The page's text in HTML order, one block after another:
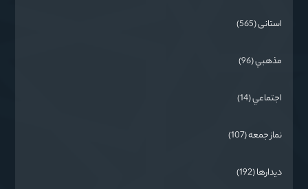
استانی (565)
مذهبي (96)
اجتماعي (14)
نماز جمعه (107)
دیدارها (192)